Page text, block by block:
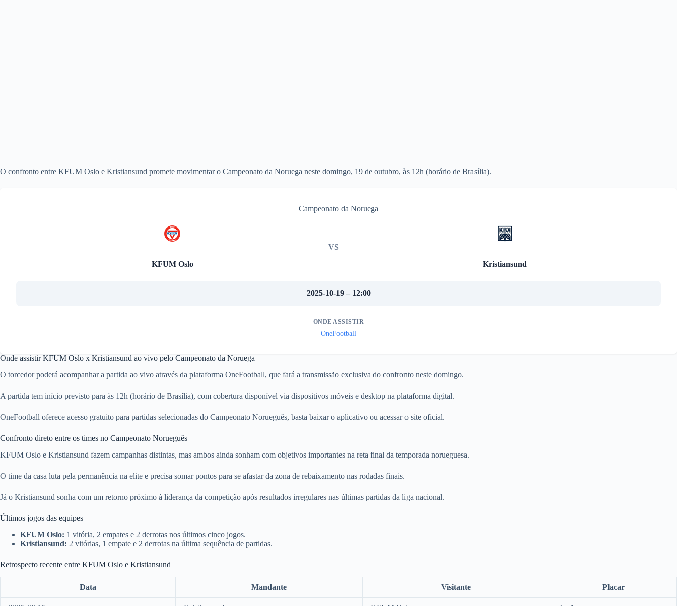
O confronto entre KFUM Oslo e Kristiansund promete movimentar o Campeonato da Noruega neste domingo, 19 de outubro, às 12h (horário de Brasília).
Campeonato da Noruega
KFUM Oslo
VS
Kristiansund
2025-10-19 – 12:00
ONDE ASSISTIR
OneFootball
Onde assistir KFUM Oslo x Kristiansund ao vivo pelo Campeonato da Noruega
O torcedor poderá acompanhar a partida ao vivo através da plataforma OneFootball, que fará a transmissão exclusiva do confronto neste domingo.
A partida tem início previsto para às 12h (horário de Brasília), com cobertura disponível via dispositivos móveis e desktop na plataforma digital.
OneFootball oferece acesso gratuito para partidas selecionadas do Campeonato Norueguês, basta baixar o aplicativo ou acessar o site oficial.
Confronto direto entre os times no Campeonato Norueguês
KFUM Oslo e Kristiansund fazem campanhas distintas, mas ambos ainda sonham com objetivos importantes na reta final da temporada norueguesa.
O time da casa luta pela permanência na elite e precisa somar pontos para se afastar da zona de rebaixamento nas rodadas finais.
Já o Kristiansund sonha com um retorno próximo à liderança da competição após resultados irregulares nas últimas partidas da liga nacional.
Últimos jogos das equipes
KFUM Oslo: 1 vitória, 2 empates e 2 derrotas nos últimos cinco jogos.
Kristiansund: 2 vitórias, 1 empate e 2 derrotas na última sequência de partidas.
Retrospecto recente entre KFUM Oslo e Kristiansund
Data Mandante Visitante Placar